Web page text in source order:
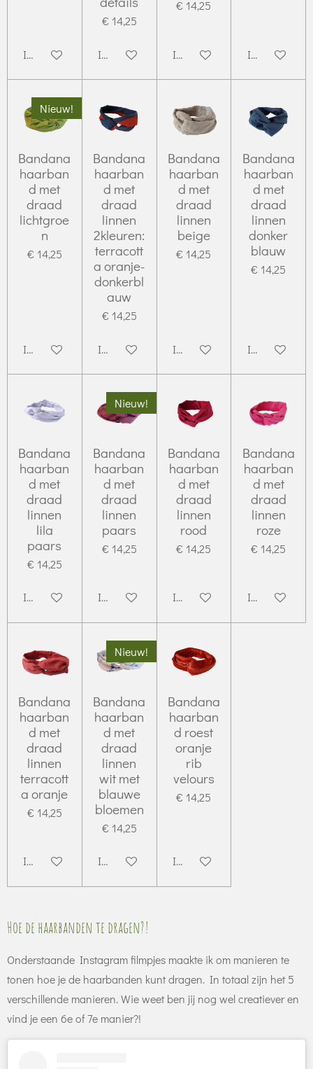
In winkelwagen
€ 14,25
In winkelwagen
€ 14,25
In winkelwagen In
Nieuw!
Bandana
haarban
d met
draad
lichtgroe
n
€ 14,25
In winkelwagen
Bandana
haarban
d met
draad
linnen
2kleuren:
terracott
a oranje-
donkerbl
auw
€ 14,25
In winkelwagen
Bandana
haarban
d met
draad
linnen
beige
€ 14,25
In winkelwagen
Bandana
haarban
d met
draad
linnen
donker
blauw
€ 14,25
In
Bandana
haarban
d met
draad
linnen
lila
paars
€ 14,25
In winkelwagen
Nieuw!
Bandana
haarban
d met
draad
linnen
paars
€ 14,25
In winkelwagen
Bandana
haarban
d met
draad
linnen
rood
€ 14,25
In winkelwagen
Bandana
haarban
d met
draad
linnen
roze
€ 14,25
In
Bandana
haarban
d met
draad
linnen
terracott
a oranje
€ 14,25
In winkelwagen
Nieuw!
Bandana
haarban
d met
draad
linnen
wit met
blauwe
bloemen
€ 14,25
In winkelwagen
Bandana
haarban
d roest
oranje
rib
velours
€ 14,25
In winkelwagen
Hoe de haarbanden te dragen?!
Onderstaande Instagram filmpjes maakte ik om manieren te
tonen hoe je de haarbanden kunt dragen. In totaal zijn het 5
verschillende manieren. Wie weet ben jij nog wel creatiever en
vind je een 6e of 7e manier?!